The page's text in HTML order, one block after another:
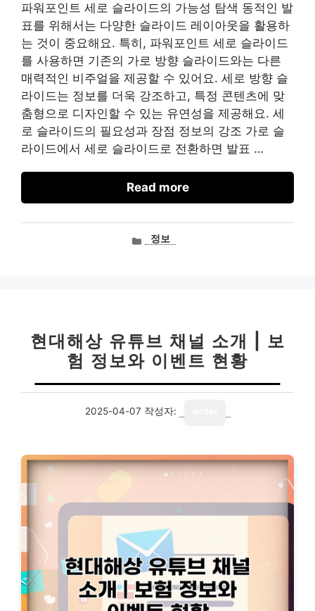
파워포인트 세로 슬라이드의 가능성 탐색 동적인 발
표를 위해서는 다양한 슬라이드 레이아웃을 활용하
는 것이 중요해요. 특히, 파워포인트 세로 슬라이드
를 사용하면 기존의 가로 방향 슬라이드와는 다른
매력적인 비주얼을 제공할 수 있어요. 세로 방향 슬
라이드는 정보를 더욱 강조하고, 특정 콘텐츠에 맞
춤형으로 디자인할 수 있는 유연성을 제공해요. 세
로 슬라이드의 필요성과 장점 정보의 강조 가로 슬
라이드에서 세로 슬라이드로 전환하면 발표 …
Read more
카정보
현대해상 유튜브 채널 소개 | 보
험 정보와 이벤트 현황
2025-04-07 작성자: